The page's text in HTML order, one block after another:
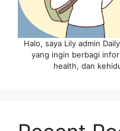
Halo, saya Lily admin
yang ingin berbagi
health, dan